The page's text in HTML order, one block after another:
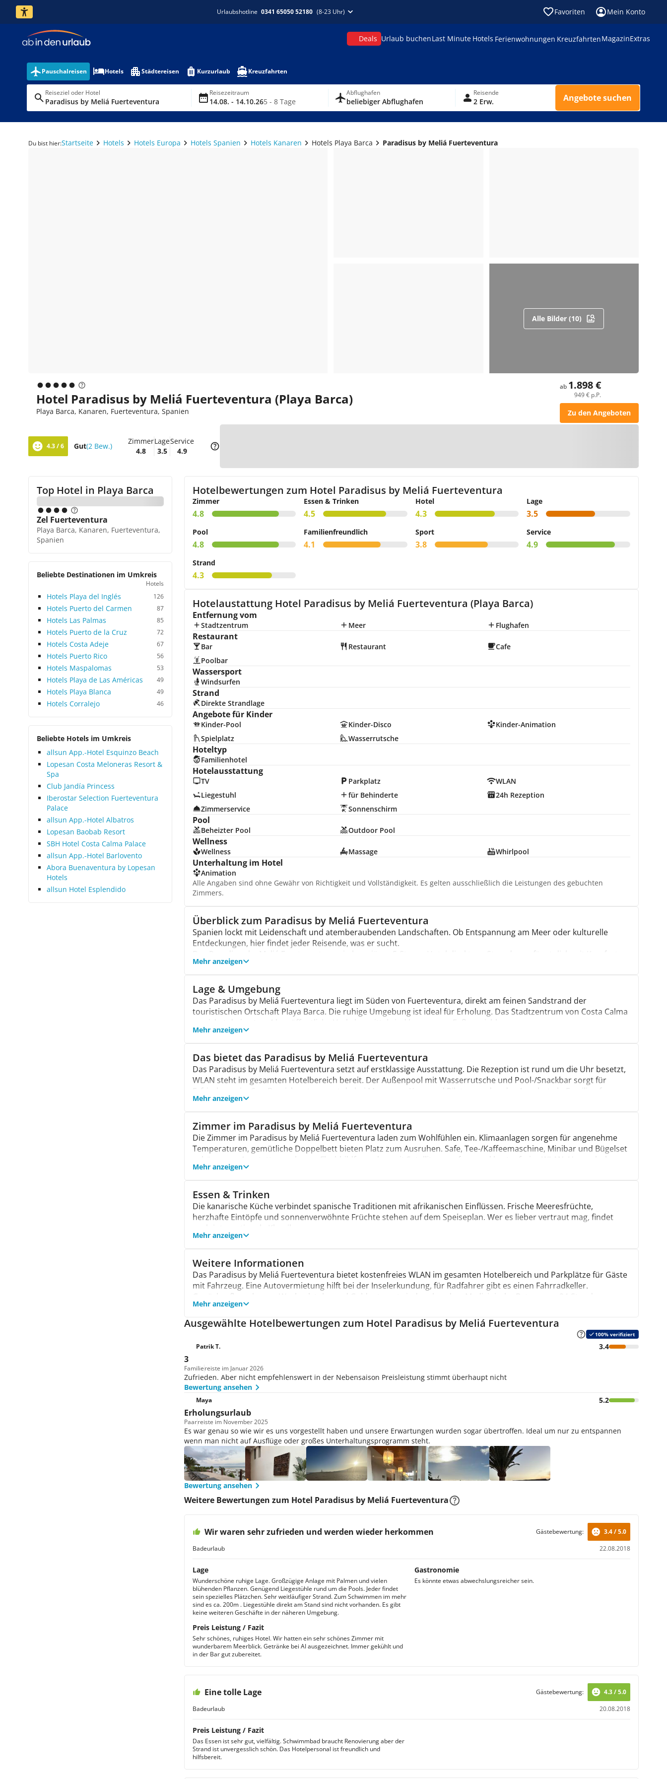
Urlaubshotline 0341 65050 52180 (8-23 Uhr) Favoriten Mein Konto
Deals Urlaub buchenLast Minute Hotels Ferienwohnungen KreuzfahrtenMagazinExtras
Pauschalreisen Hotels Städtereisen Kurzurlaub Kreuzfahrten
Reiseziel oder Hotel
Paradisus by Meliá Fuerteventura
Reisezeitraum
14.08. - 14.10.265 - 8 Tage
Abflughafen
beliebiger Abflughafen
Reisende
2 Erw. Angebote suchen
Du bist hier:Startseite Hotels Hotels Europa Hotels Spanien Hotels Kanaren Hotels Playa Barca Paradisus by Meliá Fuerteventura
Alle Bilder (10)
Hotel Paradisus by Meliá Fuerteventura (Playa Barca)
Playa Barca, Kanaren, Fuerteventura, Spanien
ab 1.898 €
949 € p.P.
Zu den Angeboten
4.3 / 6 Gut(2 Bew.)
Zimmer
4.8
Lage
3.5
Service
4.9
Top Hotel in Playa Barca
Zel Fuerteventura
Playa Barca, Kanaren, Fuerteventura,
Spanien
Beliebte Destinationen im Umkreis
Hotels
Hotels Playa del Inglés 126
Hotels Puerto del Carmen 87
Hotels Las Palmas 85
Hotels Puerto de la Cruz 72
Hotels Costa Adeje 67
Hotels Puerto Rico 56
Hotels Maspalomas 53
Hotels Playa de Las Américas 49
Hotels Playa Blanca 49
Hotels Corralejo 46
Beliebte Hotels im Umkreis
allsun App.-Hotel Esquinzo Beach
Lopesan Costa Meloneras Resort &
Spa
Club Jandía Princess
Iberostar Selection Fuerteventura
Palace
allsun App.-Hotel Albatros
Lopesan Baobab Resort
SBH Hotel Costa Calma Palace
allsun App.-Hotel Barlovento
Abora Buenaventura by Lopesan
Hotels
allsun Hotel Esplendido
Hotelbewertungen zum Hotel Paradisus by Meliá Fuerteventura
Zimmer
4.8
Essen & Trinken
4.5
Hotel
4.3
Lage
3.5
Pool
4.8
Familienfreundlich
4.1
Sport
3.8
Service
4.9
Strand
4.3
Hotelaustattung Hotel Paradisus by Meliá Fuerteventura (Playa Barca)
Entfernung vom
Stadtzentrum Meer Flughafen
Restaurant
Bar Restaurant
Cafe
Poolbar
Wassersport
Windsurfen
Strand
Direkte Strandlage
Angebote für Kinder
Kinder-Pool Kinder-Disco
Kinder-Animation
Spielplatz
Wasserrutsche
Hoteltyp
Familienhotel
Hotelausstattung
TV Parkplatz
WLAN
Liegestuhl
für Behinderte
24h Rezeption
Zimmerservice
Sonnenschirm
Pool
Beheizter Pool Outdoor Pool
Wellness
Wellness Massage Whirlpool
Unterhaltung im Hotel
Animation
Alle Angaben sind ohne Gewähr von Richtigkeit und Vollständigkeit. Es gelten ausschließlich die Leistungen des gebuchten
Zimmers.
Überblick zum Paradisus by Meliá Fuerteventura
Spanien lockt mit Leidenschaft und atemberaubenden Landschaften. Ob Entspannung am Meer oder kulturelle
Entdeckungen, hier findet jeder Reisende, was er sucht.
Das Paradisus by Meliá Fuerteventura, ein luxuriöses 5-Sterne-Hotel direkt am Strand, empfängt dich mit Komfort
und Eleganz. Die gepflegte Anlage verspricht erholsame Tage unter der Sonne Fuerteventuras. Der
Massagen, Yoga und Pilates. Aktive Gäste toben sich beim Windsurfen aus, Familien schätzen den Garten und den
Spielplatz. Rollstuhlgerechte Einrichtungen und ein Aufzug sorgen für barrierefreien Zugang. Gäste loben besonders
die entspannte Atmosphäre und die hochwertige Gastronomie.
Mehr anzeigen
Lage & Umgebung
Das Paradisus by Meliá Fuerteventura liegt im Süden von Fuerteventura, direkt am feinen Sandstrand der
touristischen Ortschaft Playa Barca. Die ruhige Umgebung ist ideal für Erholung. Das Stadtzentrum von Costa Calma
erreichst du in etwa 4 km, öffentliche Verkehrsmittel sind bequem zu Fuß erreichbar.
Flughafen: ca. 70 km
Mehr anzeigen
Das bietet das Paradisus by Meliá Fuerteventura
Das Paradisus by Meliá Fuerteventura setzt auf erstklassige Ausstattung. Die Rezeption ist rund um die Uhr besetzt,
WLAN steht im gesamten Hotelbereich bereit. Der Außenpool mit Wasserrutsche und Pool-/Snackbar sorgt für
Erfrischung, im Spa-Bereich entspannst du bei Massagen. Yoga und Pilates runden das Angebot ab. Familien freuen
sich über den Garten und den Spielplatz.
Spa-Bereich mit Massage-Anwendungen
Garten und Spielplatz für Kinder
Mehr anzeigen
Zimmer im Paradisus by Meliá Fuerteventura
Die Zimmer im Paradisus by Meliá Fuerteventura laden zum Wohlfühlen ein. Klimaanlagen sorgen für angenehme
Temperaturen, gemütliche Doppelbett bieten Platz zum Ausruhen. Safe, Tee-/Kaffeemaschine, Minibar und Bügelset
gehören zur Ausstattung, ebenso Flachbildfernseher mit Satellitenempfang und kostenfreies WLAN. Hausschuhe,
Bademäntel und Kosmetikartikel liegen bereit. Außerdem gibt es einen Gute-Nacht-Service.
Badezimmer mit bodengleicher Dusche
Rollstuhlgerechte Zimmer mit barrierefreiem Badezimmer buchbar
Mehr anzeigen
Essen & Trinken
Die kanarische Küche verbindet spanische Traditionen mit afrikanischen Einflüssen. Frische Meeresfrüchte,
herzhafte Eintöpfe und sonnenverwöhnte Früchte stehen auf dem Speiseplan. Wer es lieber vertraut mag, findet
Im Paradisus by Meliá Fuerteventura stehen ein klimatisiertes Restaurant, ein gemütliches Café und eine Bar bereit –
Gerichte werden auf Wunsch zubereitet. Getränke mit und ohne Alkohol runden das Angebot ab.
Mehr anzeigen
Weitere Informationen
Das Paradisus by Meliá Fuerteventura bietet kostenfreies WLAN im gesamten Hotelbereich und Parkplätze für Gäste
mit Fahrzeug. Eine Autovermietung hilft bei der Inselerkundung, für Radfahrer gibt es einen Fahrradkeller.
Gepäckaufbewahrung, Wechselstube und Geldautomat sind vorhanden. Medizinische Betreuung, 24-Stunden-
Zimmerservice, Wäscheservice und ein Hotelarzt stehen bei Bedarf bereit. Bezahlt wird mit American Express, Visa,
MasterCard, EC-Karte, Apple Pay oder bar.
Mehr anzeigen
Ausgewählte Hotelbewertungen zum Hotel Paradisus by Meliá Fuerteventura
100% verifiziert
Patrik T. 3.4
3
Familiereiste im Januar 2026
Zufrieden. Aber nicht empfehlenswert in der Nebensaison Preisleistung stimmt überhaupt nicht
Bewertung ansehen
Maya 5.2
Erholungsurlaub
Paarreiste im November 2025
Es war genau so wie wir es uns vorgestellt haben und unsere Erwartungen wurden sogar übertroffen. Ideal um nur zu entspannen
wenn man nicht auf Ausflüge oder großes Unterhaltungsprogramm steht.
Bewertung ansehen
Weitere Bewertungen zum Hotel Paradisus by Meliá Fuerteventura
Wir waren sehr zufrieden und werden wieder herkommen
Badeurlaub 22.08.2018
Gästebewertung: 3.4 / 5.0
Lage
Wunderschöne ruhige Lage. Großzügige Anlage mit Palmen und vielen
blühenden Pflanzen. Genügend Liegestühle rund um die Pools. Jeder findet
sein spezielles Plätzchen. Sehr weitläufiger Strand. Zum Schwimmen im mehr
sind es ca. 200m . Liegestühle direkt am Stand sind nicht vorhanden. Es gibt
keine weiteren Geschäfte in der näheren Umgebung.
Gastronomie
Es könnte etwas abwechslungsreicher sein.
Preis Leistung / Fazit
Sehr schönes, ruhiges Hotel. Wir hatten ein sehr schönes Zimmer mit
wunderbarem Meerblick. Getränke bei AI ausgezeichnet. Immer gekühlt und
in der Bar gut zubereitet.
Eine tolle Lage
Badeurlaub 20.08.2018
Gästebewertung: 4.3 / 5.0
Preis Leistung / Fazit
Das Essen ist sehr gut, vielfältig. Schwimmbad braucht Renovierung aber der
Strand ist unvergesslich schön. Das Hotelpersonal ist freundlich und
hilfsbereit.